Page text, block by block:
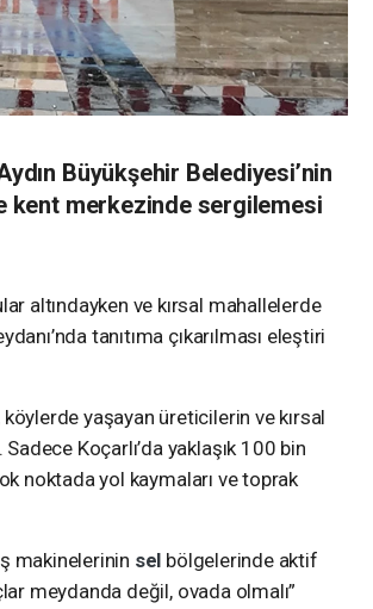
Büyükşehir Belediyesi’nin
kent merkezinde sergilemesi
altındayken ve kırsal mahallelerde
tanıtıma çıkarılması eleştiri
yaşayan üreticilerin ve kırsal
Koçarlı’da yaklaşık 100 bin
noktada yol kaymaları ve toprak
makinelerinin sel bölgelerinde aktif
meydanda değil, ovada olmalı”